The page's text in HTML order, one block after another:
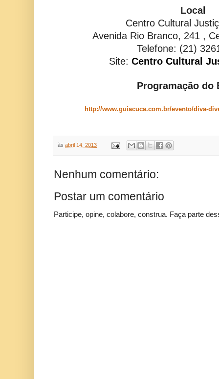
Local
Centro Cultural
Avenida Rio Branco, 241 ,
Telefone: (21)
Site: Centro Cultural
Programação do
http://www.guiacuca.com.br/evento/diva-
às abril 14, 2013
Nenhum comentário:
Postar um comentário
Participe, opine, colabore, construa. Faça parte